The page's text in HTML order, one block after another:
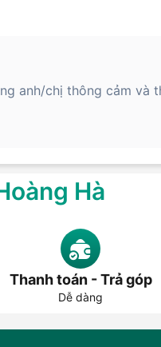
anh/chị thông cảm và
Hà
Thanh toán - Trả góp
Dễ dàng